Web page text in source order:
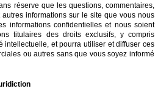
réserve que les questions, commentaires,
informations sur le site que vous nous
informations confidentielles et nous soient
titulaires des droits exclusifs, y compris
intellectuelle, et pourra utiliser et diffuser ces
ou autres sans que vous soyez informé